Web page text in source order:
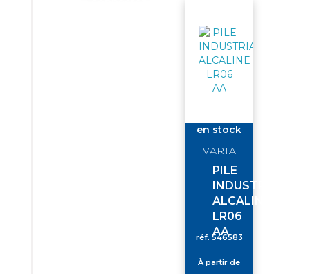
en stock
VARTA
PILE
INDUSTRIAL
ALCALINE
LR06
AA
réf. 546583
À partir de